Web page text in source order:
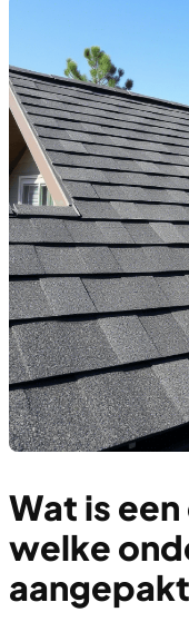
Wat is
welke